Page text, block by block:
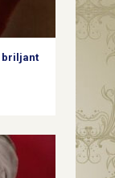
briljant